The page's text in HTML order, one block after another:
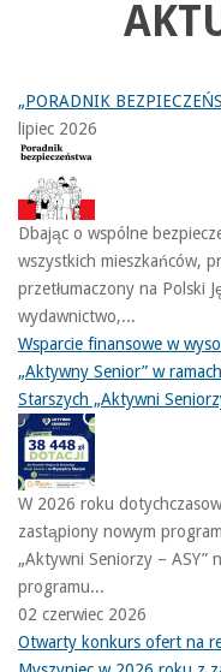
„PORADNIK
lipiec 2026
Dbając o wspólne
wszystkich mieszkańców,
przetłumaczony na Polski
wydawnictwo,...
Wsparcie finansowe w
„Aktywny Senior” w
Starszych „Aktywni
W 2026 roku
zastąpiony nowym
„Aktywni Seniorzy – ASY”
programu...
02 czerwiec 2026
Otwarty konkurs ofert na